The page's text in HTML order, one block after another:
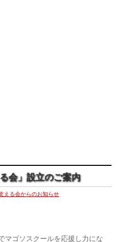
会」設立のご案内
える会からのお知らせ
マゴソスクールを応援し力にな